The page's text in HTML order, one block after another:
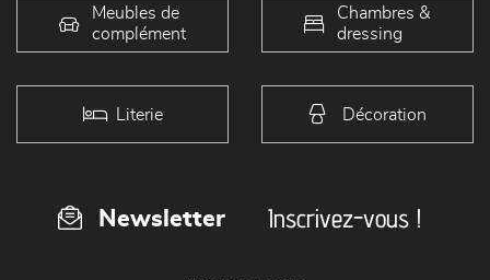
Meubles de
complément
Chambres &
dressing
Literie Décoration
Newsletter Inscrivez-vous !